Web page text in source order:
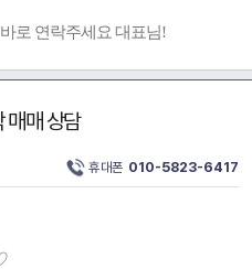
요 대표님!
매매 상담
휴대폰 010-5823-6417